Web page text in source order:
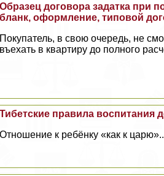
Образец договора задатка при
бланк, оформление, типовой
Покупатель, в свою очередь, не
въехать в квартиру до полного
Тибетские правила воспитания
Отношение к ребёнку «как к